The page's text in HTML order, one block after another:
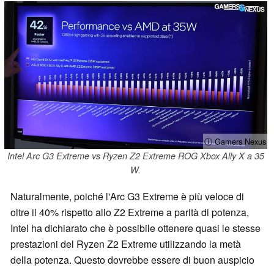
ⓘ Gamers Nexus
Intel Arc G3 Extreme vs Ryzen Z2 Extreme ROG Xbox Ally X a 35
W.
Naturalmente, poiché l'Arc G3 Extreme è più veloce di
oltre il 40% rispetto allo Z2 Extreme a parità di potenza,
Intel ha dichiarato che è possibile ottenere quasi le stesse
prestazioni del Ryzen Z2 Extreme utilizzando la metà
della potenza. Questo dovrebbe essere di buon auspicio